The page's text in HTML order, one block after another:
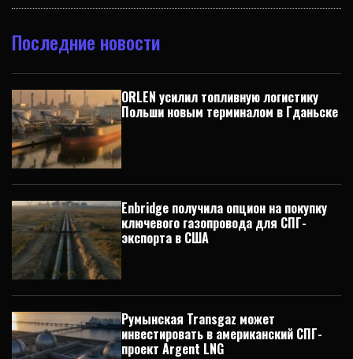
Последние новости
ORLEN усилил топливную логистику
Польши новым терминалом в Гданьске
Enbridge получила опцион на покупку
ключевого газопровода для СПГ-
экспорта в США
Румынская Transgaz может
инвестировать в американский СПГ-
проект Argent LNG